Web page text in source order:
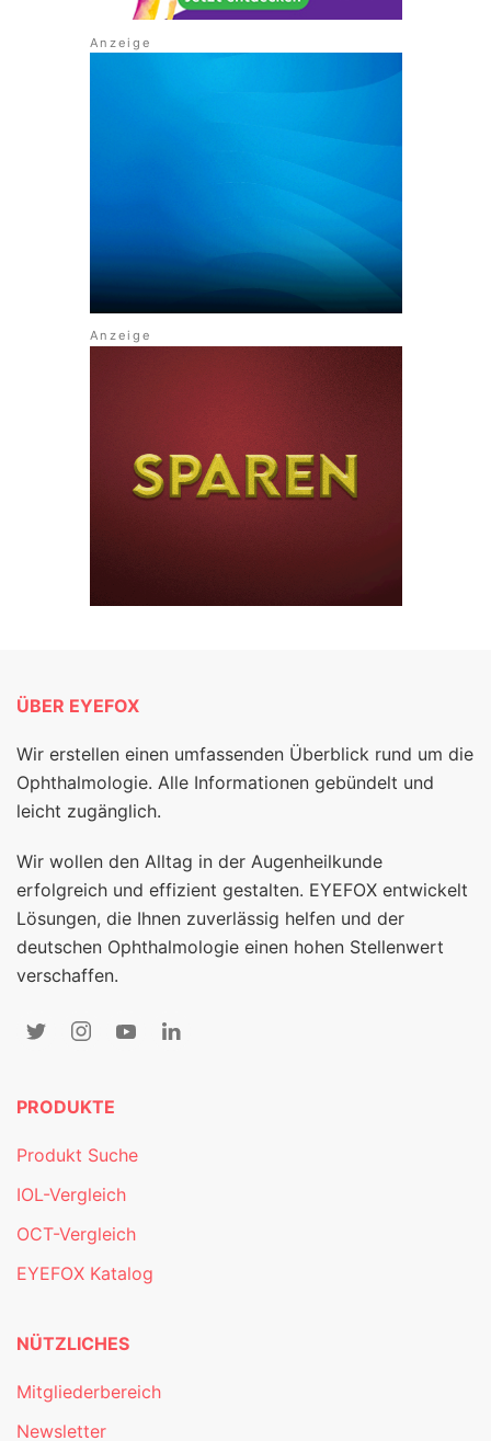
ÜBER EYEFOX
Wir erstellen einen umfassenden Überblick rund um die
Ophthalmologie. Alle Informationen gebündelt und
leicht zugänglich.
Wir wollen den Alltag in der Augenheilkunde
erfolgreich und effizient gestalten. EYEFOX entwickelt
Lösungen, die Ihnen zuverlässig helfen und der
deutschen Ophthalmologie einen hohen Stellenwert
verschaffen.
PRODUKTE
Produkt Suche
IOL-Vergleich
OCT-Vergleich
EYEFOX Katalog
NÜTZLICHES
Mitgliederbereich
Newsletter